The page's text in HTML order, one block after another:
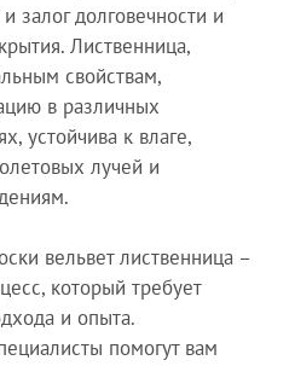
залог долговечности и
Лиственница,
свойствам,
в различных
устойчива к влаге,
лучей и
вельвет лиственница –
который требует
и опыта.
помогут вам